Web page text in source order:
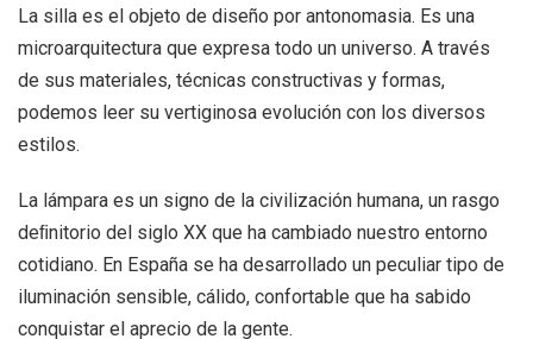
La silla es el objeto de diseño por antonomasia. Es una
microarquitectura que expresa todo un universo. A través
de sus materiales, técnicas constructivas y formas,
podemos leer su vertiginosa evolución con los diversos
estilos.
La lámpara es un signo de la civilización humana, un rasgo
deﬁnitorio del siglo XX que ha cambiado nuestro entorno
cotidiano. En España se ha desarrollado un peculiar tipo de
iluminación sensible, cálido, confortable que ha sabido
conquistar el aprecio de la gente.